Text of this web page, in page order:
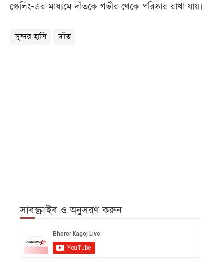
স্কেলিং-এর মাধ্যমে দাঁতকে গভীর থেকে পরিষ্কার রাখা যায়।
সুন্দর হাসি দাঁত
সাবস্ক্রাইব ও অনুসরণ করুন